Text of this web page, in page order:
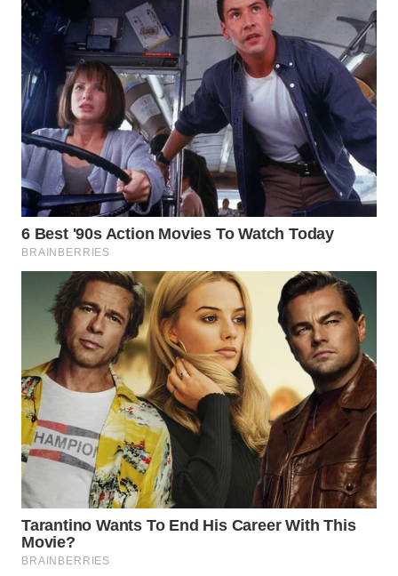
WN
KALSEL
WN
KALTIM
WN
SULSEL
WN
GORONTALO
WN
SULUT
WN
MALUKU
WN
MALUT
DAIRI
WN